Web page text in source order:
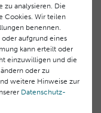
Scoparia
Leontopodium
Officinalis
Extract, Cetearyl
Palmitic
Stearic Acid,
Escin,
Unsaponifiables,
Tocopherol,
S.A.
Domaine
zu analysieren. Die
Cookies. Wir teilen
benennen.
aufgrund eines
kann erteilt oder
einzuwilligen und die
oder zu
weitere Hinweise zur
Daten­schutz­